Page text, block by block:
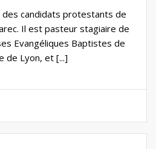
des candidats protestants de
Il est pasteur stagiaire de
Evangéliques Baptistes de
de Lyon, et [...]